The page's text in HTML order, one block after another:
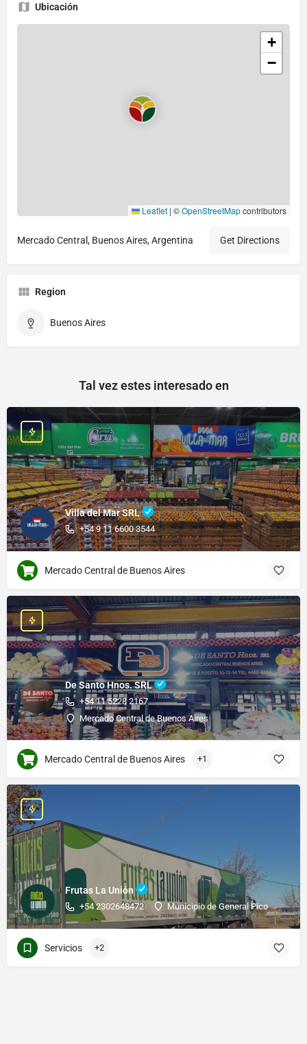
Ubicación
+
−
Leaflet | ©OpenStreetMapcontributors
Mercado Central, Buenos Aires, Argentina Get Directions
Region
Buenos Aires
Tal vez estes interesado en
Villa del Mar SRL
+54 9 11 6600 3544
Mercado Central de Buenos Aires
De Santo Hnos. SRL
+54 11 5228 2167
Mercado Central de Buenos Aires
Mercado Central de Buenos Aires +1
Frutas La Unión
+54 2302648472 Municipio de General Pico
Servicios +2